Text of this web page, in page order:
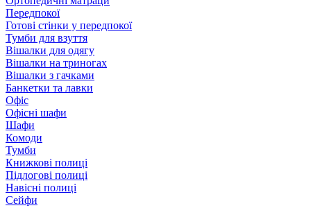
Передпокої
Готові стінки у передпокої
Тумби для взуття
Вішалки для одягу
Вішалки на триногах
Вішалки з гачками
Банкетки та лавки
Офіс
Офісні шафи
Шафи
Комоди
Тумби
Книжкові полиці
Підлогові полиці
Навісні полиці
Сейфи